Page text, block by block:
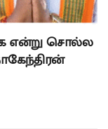
என்று சொல்ல